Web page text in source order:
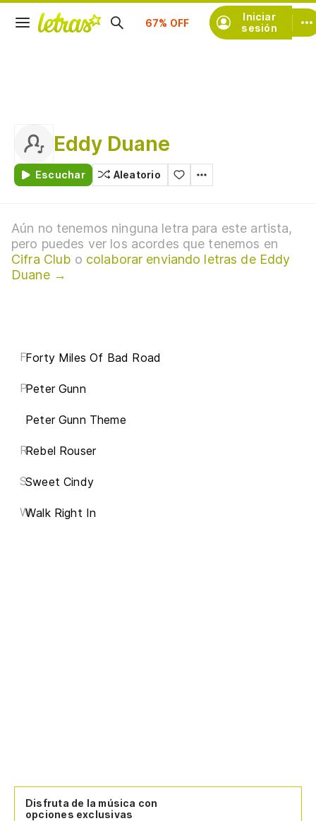
Iniciar
sesión
Suscríbete
Eddy Duane
Escuchar Aleatorio
Aún no tenemos ninguna letra para este artista,
pero puedes ver los acordes que tenemos en
Cifra Club o colaborar enviando letras de Eddy
Duane →
FForty Miles Of Bad Road
PPeter Gunn
Peter Gunn Theme
RRebel Rouser
SSweet Cindy
WWalk Right In
Disfruta de la música con
opciones exclusivas